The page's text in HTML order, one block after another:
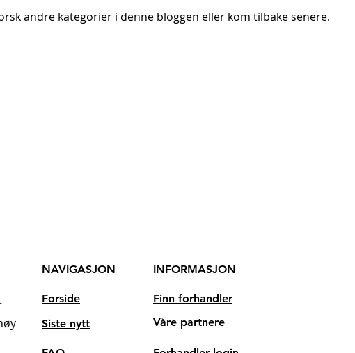
andre kategorier i denne bloggen eller kom tilbake senere.
NAVIGASJON INFORMASJON
Forside
Siste nytt
Finn forhandler
Våre partnere